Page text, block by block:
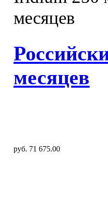
месяцев
руб. 71 675.00